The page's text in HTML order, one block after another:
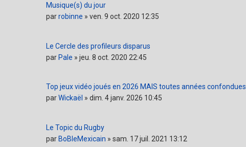
Musique(s) du jour
parrobinne » ven. 9 oct. 2020 12:35
Le Cercle des profileurs disparus
parPale » jeu. 8 oct. 2020 22:45
Top jeux vidéo joués en 2026 MAIS toutes années confondues
parWickaël » dim. 4 janv. 2026 10:45
Le Topic du Rugby
par BoBleMexicain » sam. 17 juil. 2021 13:12